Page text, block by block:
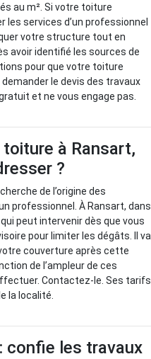
au m². Si votre toiture
services d’un professionnel
votre structure tout en
avoir identifié les sources de
pour que votre toiture
le devis des travaux
et ne vous engage pas.
à Ransart,
?
de l’origine des
professionnel. À Ransart, dans
peut intervenir dès que vous
pour limiter les dégâts. Il va
couverture après cette
de l’ampleur de ces
Contactez-le. Ses tarifs
la localité.
confie les travaux